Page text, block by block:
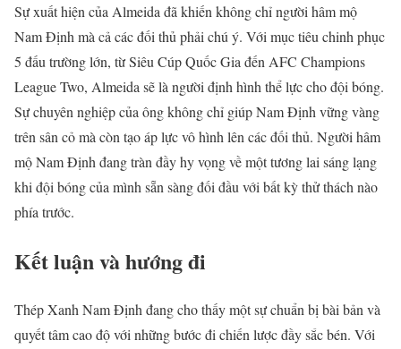
Sự xuất hiện của Almeida đã khiến không chỉ người hâm mộ
Nam Định mà cả các đối thủ phải chú ý. Với mục tiêu chinh phục
5 đấu trường lớn, từ Siêu Cúp Quốc Gia đến AFC Champions
League Two, Almeida sẽ là người định hình thể lực cho đội bóng.
Sự chuyên nghiệp của ông không chỉ giúp Nam Định vững vàng
trên sân cỏ mà còn tạo áp lực vô hình lên các đối thủ. Người hâm
mộ Nam Định đang tràn đầy hy vọng về một tương lai sáng lạng
khi đội bóng của mình sẵn sàng đối đầu với bất kỳ thử thách nào
phía trước.
Kết luận và hướng đi
Thép Xanh Nam Định đang cho thấy một sự chuẩn bị bài bản và
quyết tâm cao độ với những bước đi chiến lược đầy sắc bén. Với